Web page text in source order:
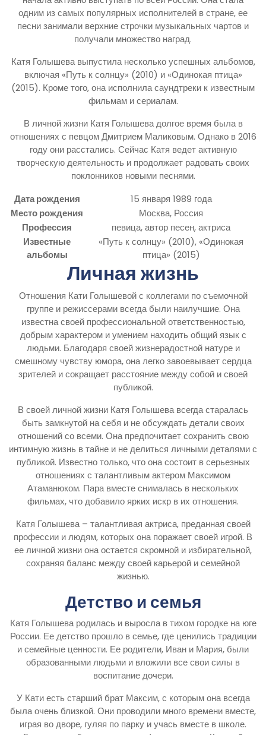
одним из самых популярных исполнителей в стране, ее
песни занимали верхние строчки музыкальных чартов и
получали множество наград.
Катя Голышева выпустила несколько успешных альбомов,
включая «Путь к солнцу» (2010) и «Одинокая птица»
(2015). Кроме того, она исполнила саундтреки к известным
фильмам и сериалам.
В личной жизни Катя Голышева долгое время была в
отношениях с певцом Дмитрием Маликовым. Однако в 2016
году они расстались. Сейчас Катя ведет активную
творческую деятельность и продолжает радовать своих
поклонников новыми песнями.
Дата рождения
15 января 1989 года
Место рождения
Москва, Россия
Профессия
певица, автор песен, актриса
Известные
альбомы
«Путь к солнцу» (2010), «Одинокая
птица» (2015)
Личная жизнь
Отношения Кати Голышевой с коллегами по съемочной
группе и режиссерами всегда были наилучшие. Она
известна своей профессиональной ответственностью,
добрым характером и умением находить общий язык с
людьми. Благодаря своей жизнерадостной натуре и
смешному чувству юмора, она легко завоевывает сердца
зрителей и сокращает расстояние между собой и своей
публикой.
В своей личной жизни Катя Голышева всегда старалась
быть замкнутой на себя и не обсуждать детали своих
отношений со всеми. Она предпочитает сохранить свою
интимную жизнь в тайне и не делиться личными деталями с
публикой. Известно только, что она состоит в серьезных
отношениях с талантливым актером Максимом
Атаманюком. Пара вместе снималась в нескольких
фильмах, что добавило ярких искр в их отношения.
Катя Голышева – талантливая актриса, преданная своей
профессии и людям, которых она поражает своей игрой. В
ее личной жизни она остается скромной и избирательной,
сохраняя баланс между своей карьерой и семейной
жизнью.
Детство и семья
Катя Голышева родилась и выросла в тихом городке на юге
России. Ее детство прошло в семье, где ценились традиции
и семейные ценности. Ее родители, Иван и Мария, были
образованными людьми и вложили все свои силы в
воспитание дочери.
У Кати есть старший брат Максим, с которым она всегда
была очень близкой. Они проводили много времени вместе,
играя во дворе, гуляя по парку и учась вместе в школе.